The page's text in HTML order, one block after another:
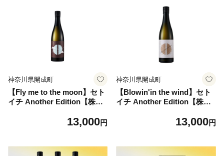
米 新米 こめ ライス rice kom
e ごはん ご飯 コメ ブランド
米 精米 人気 おすすめ 5キロ
R8 10kg 国産 特A [BDAF00
神奈川県開成町
【Fly me to the moon】セト
イチ Another Edition【株式
酒 日本酒 酒 純米吟醸 愛山
13,000円
神奈川県開成町
【Blowin'in the wind】セト
イチ Another Edition【株式
酒 日本酒 酒 特別純米酒 愛山
13,000円